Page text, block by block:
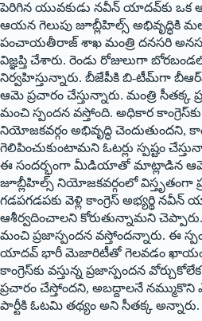
పెరిగిన యువకుడు నవీన్‌ యాదవ్‌కు ఒక
ఆయన గెలుపు జూబ్లీహిల్స్‌ అభివృద్ధికి
పంచాయతీరాజ్‌ శాఖ మంత్రి దనసరి
విజ్ఞప్తి చేశారు. రెండు రోజులుగా
నిర్వహిస్తున్నారు. బీజేపీకి బి-టీమ్‌గా
ఆమె ప్రచారం చేస్తున్నారు. మంత్రి సీతక్క
మంచి స్పందన వస్తోంది. అధికార
నియోజకవర్గం అభివృద్ధి చెందుతుందని,
గెలిపించుకుంటామని ఓటర్లు స్పష్టం
ఈ సందర్భంగా మీడియాతో మాట్లాడిన ఆమె
జూబ్లీహిల్స్‌ నియోజకవర్గంలో విస్తృతంగా
గడపగడపకు వెళ్లి కాంగ్రెస్‌ అభ్యర్థి నవీన్‌
ఆశీర్వదించాలని కోరుతున్నామని
మంచి ప్రజాస్పందన వస్తోందన్నారు. ఈ
యాదవ్‌ భారీ మెజారిటీతో గెలవడం ఖాయం
కాంగ్రెస్‌కు వస్తున్న ప్రజాస్పందన
ప్రచారం చేస్తోందని, అబద్దాలనే
పార్టీకి ఓటమి తథ్యం అని సీతక్క అన్నారు.